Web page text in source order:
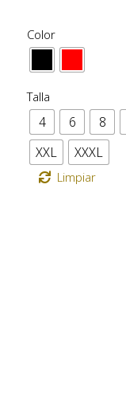
Color
Talla
4 6 8
XXL
XXXL
Limpiar